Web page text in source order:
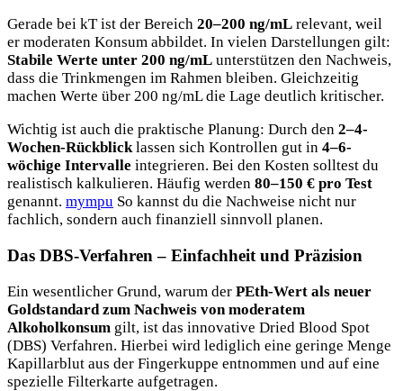
Gerade bei kT ist der Bereich 20–200 ng/mL relevant, weil
er moderaten Konsum abbildet. In vielen Darstellungen gilt:
Stabile Werte unter 200 ng/mL unterstützen den Nachweis,
dass die Trinkmengen im Rahmen bleiben. Gleichzeitig
machen Werte über 200 ng/mL die Lage deutlich kritischer.
Wichtig ist auch die praktische Planung: Durch den 2–4-
Wochen-Rückblick lassen sich Kontrollen gut in 4–6-
wöchige Intervalle integrieren. Bei den Kosten solltest du
realistisch kalkulieren. Häufig werden 80–150 € pro Test
genannt. mympu So kannst du die Nachweise nicht nur
fachlich, sondern auch finanziell sinnvoll planen.
Das DBS-Verfahren – Einfachheit und Präzision
Ein wesentlicher Grund, warum der PEth-Wert als neuer
Goldstandard zum Nachweis von moderatem
Alkoholkonsum gilt, ist das innovative Dried Blood Spot
(DBS) Verfahren. Hierbei wird lediglich eine geringe Menge
Kapillarblut aus der Fingerkuppe entnommen und auf eine
spezielle Filterkarte aufgetragen.